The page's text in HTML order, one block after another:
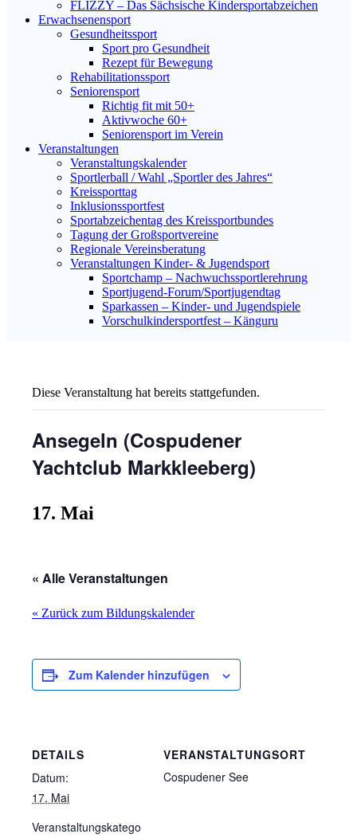
FLIZZY – Das Sächsische Kindersportabzeichen
Erwachsenensport
Gesundheitssport
Sport pro Gesundheit
Rezept für Bewegung
Rehabilitationssport
Seniorensport
Richtig fit mit 50+
Aktivwoche 60+
Seniorensport im Verein
Veranstaltungen
Veranstaltungskalender
Sportlerball / Wahl „Sportler des Jahres“
Kreissporttag
Inklusionssportfest
Sportabzeichentag des Kreissportbundes
Tagung der Großsportvereine
Regionale Vereinsberatung
Veranstaltungen Kinder- & Jugendsport
Sportchamp – Nach­wuchs­sportler­ehrung
Sportjugend-Forum/Sport­jugend­tag
Sparkassen – Kinder- und Jugendspiele
Vorschulkindersportfest – Känguru
Diese Veranstaltung hat bereits stattgefunden.
Ansegeln (Cospudener
Yachtclub Markkleeberg)
17. Mai
« Alle Veranstaltungen
« Zurück zum Bildungskalender
DETAILS
Datum:
17. Mai
Veranstaltungskatego
VERANSTALTUNGSORT
Cospudener See
Zum Kalender hinzufügen